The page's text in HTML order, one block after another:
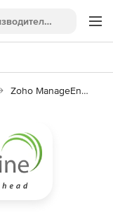
Zoho ManageEngine Firewall Analyzer